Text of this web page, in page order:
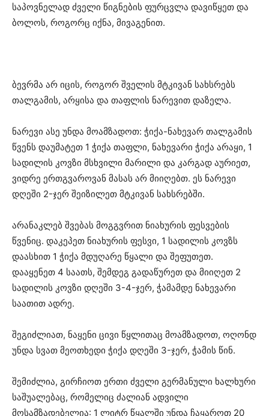
საპოვნელად ძველი წიგნების ფურცვლა დავიწყეთ და
ბოლოს, როგორც იქნა, მივაგენით.
ბევრმა არ იცის, როგორ შველის მტკივან სახსრებს
თალგამის, არყისა და თაფლის ნარევით დაზელა.
ნარევი ასე უნდა მოამზადოთ: ჭიქა-ნახევარ თალგამის
წვენს დაუმატეთ 1 ჭიქა თაფლი, ნახევარი ჭიქა არაყი, 1
სადილის კოვზი მსხვილი მარილი და კარგად აურიეთ,
ვიდრე ერთგვაროვან მასას არ მიიღებთ. ეს ნარევი
დღეში 2-ჯერ შეიზილეთ მტკივან სახსრებში.
არანაკლებ შვებას მოგგვრით ნიახურის ფესვების
წვენიც. დაკეპეთ ნიახურის ფესვი, 1 სადილის კოვზს
დაასხით 1 ჭიქა მდუღარე წყალი და შეფუთეთ.
დააყენეთ 4 საათს, შემდეგ გადაწურეთ და მიიღეთ 2
სადილის კოვზი დღეში 3-4-ჯერ, ჭამამდე ნახევარი
საათით ადრე.
შეგიძლიათ, ნაყენი ცივი წყლითაც მოამზადოთ, ოღონდ
უნდა სვათ მეოთხედი ჭიქა დღეში 3-ჯერ, ჭამის წინ.
შემიძლია, გირჩიოთ ერთი ძველი გერმანული ხალხური
საშუალებაც, რომელიც ძალიან ადვილი
მოსამზადებელია: 1 ლიტრ წყალში უნდა ჩაყაროთ 20